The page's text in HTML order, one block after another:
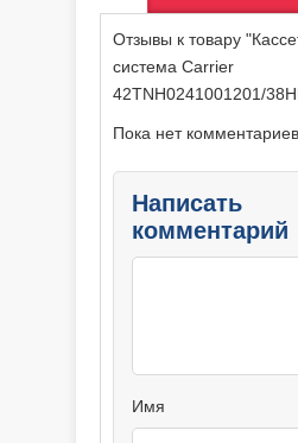
Отзывы к товару
система Carrier
42TNH0241001201/
Пока нет комментариев
Написать
комментарий
Имя